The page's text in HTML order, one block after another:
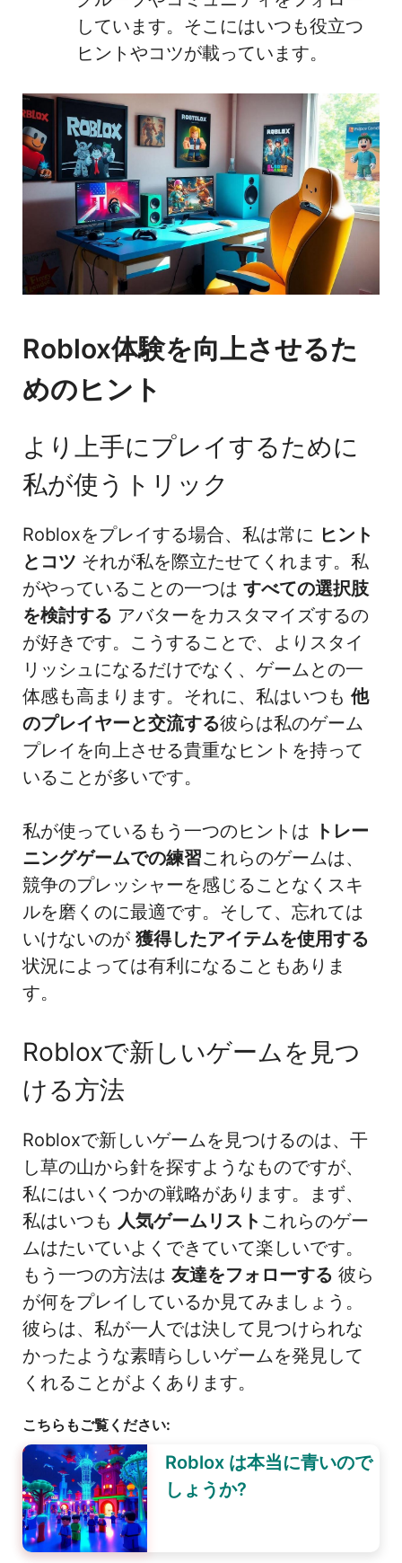
しています。そこにはいつも役立つ
ヒントやコツが載っています。
Roblox体験を向上させるた
めのヒント
より上手にプレイするために
私が使うトリック
Robloxをプレイする場合、私は常に ヒント
とコツ それが私を際立たせてくれます。私
がやっていることの一つは すべての選択肢
を検討する アバターをカスタマイズするの
が好きです。こうすることで、よりスタイ
リッシュになるだけでなく、ゲームとの一
体感も高まります。それに、私はいつも 他
のプレイヤーと交流する彼らは私のゲーム
プレイを向上させる貴重なヒントを持って
いることが多いです。
私が使っているもう一つのヒントは
トレー
ニングゲームでの練習これらのゲームは、
競争のプレッシャーを感じることなくスキ
ルを磨くのに最適です。そして、忘れては
いけないのが 獲得したアイテムを使用する
状況によっては有利になることもありま
す。
Robloxで新しいゲームを見つ
ける方法
Robloxで新しいゲームを見つけるのは、干
し草の山から針を探すようなものですが、
私にはいくつかの戦略があります。まず、
私はいつも 人気ゲームリスト これらのゲー
ムはたいていよくできていて楽しいです。
もう一つの方法は 友達をフォローする 彼ら
が何をプレイしているか見てみましょう。
彼らは、私が一人では決して見つけられな
かったような素晴らしいゲームを発見して
くれることがよくあります。
こちらもご覧ください:
Roblox は本当に青いので
しょうか?